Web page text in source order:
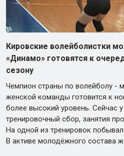
Кировские волейболистки
«Динамо» готовятся к
сезону
Чемпион страны по волейболу -
женской команды готовится к
более высокий уровень. Сейчас
тренировочный сбор, занятия
На одной из тренировок
В активе молодёжного состава